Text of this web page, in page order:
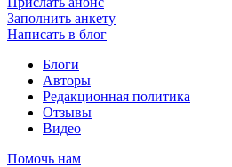
Заполнить анкету
Написать в блог
Блоги
Авторы
Редакционная политика
Отзывы
Видео
Помочь нам